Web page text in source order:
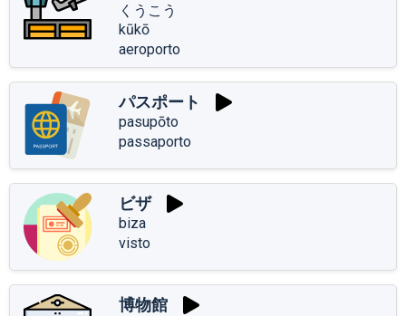
くうこう
kūkō
aeroporto
パスポート
pasupōto
passaporto
ビザ
biza
visto
博物館